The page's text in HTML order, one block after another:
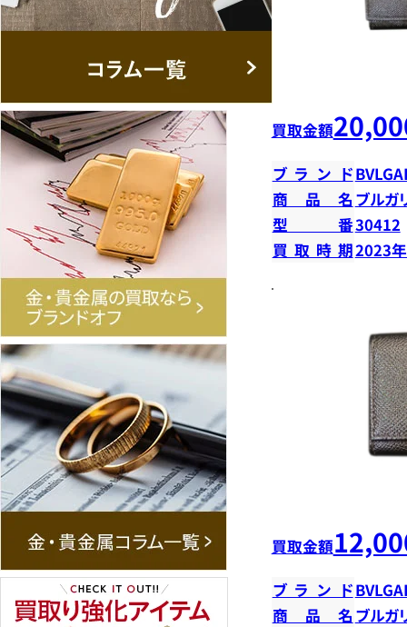
買取金額
ブランド
商品名 ブルガ
型番30412
買取時期2023
買取金額
ブランド
商品名 ブルガ